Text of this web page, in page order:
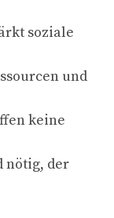
soziale
und
keine
nötig, der